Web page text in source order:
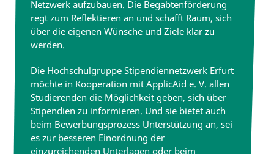
Netzwerk aufzubauen. Die Begabtenförderung
regt zum Reflektieren an und schafft Raum, sich
über die eigenen Wünsche und Ziele klar zu
werden.
Die Hochschulgruppe Stipendiennetzwerk Erfurt
möchte in Kooperation mit ApplicAid e. V. allen
Studierenden die Möglichkeit geben, sich über
Stipendien zu informieren. Und sie bietet auch
beim Bewerbungsprozess Unterstützung an, sei
es zur besseren Einordnung der
einzureichenden Unterlagen oder beim